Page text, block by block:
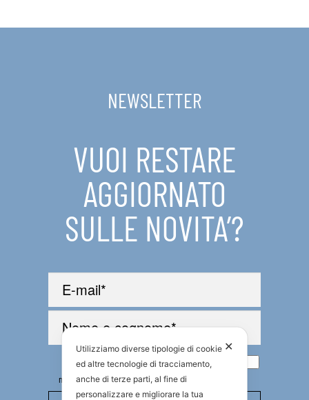
child
NEWSLETTER
VUOI RESTARE
AGGIORNATO
SULLE NOVITA’?
Ho preso visione dellaPrivacy policy. Autorizzo il
trattamento dei miei dati personali per l’invio di
newsletter di carattere divulgativo e promozionale
✕
Utilizziamo diverse tipologie di cookie
ed altre tecnologie di tracciamento,
anche di terze parti, al fine di
personalizzare e migliorare la tua